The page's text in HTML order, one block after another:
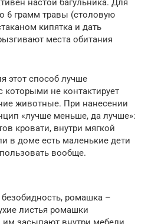
настой багульника. Для
6 грамм травы (столовую
кипятка и дать
места обитания
этот способ лучше
которыми не контактирует
животные. При нанесении
«лучше меньше, да лучше»:
кровати, внутри мягкой
в доме есть маленькие дети
вообще.
ромашка –
листья ромашки